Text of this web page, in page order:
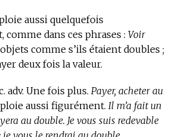
aussi quelquefois
comme dans ces phrases : Voir
comme s’ils étaient doubles ;
deux fois la valeur.
adv. Une fois plus. Payer, acheter au
aussi figurément. Il m’a fait un
au double. Je vous suis redevable